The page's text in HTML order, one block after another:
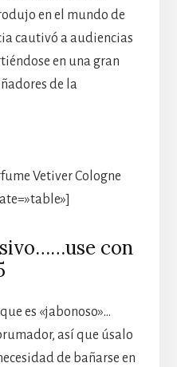
en el mundo de
cautivó a audiencias
en una gran
de la
Vetiver Cologne
con
es «jabonoso»…
así que úsalo
de bañarse en